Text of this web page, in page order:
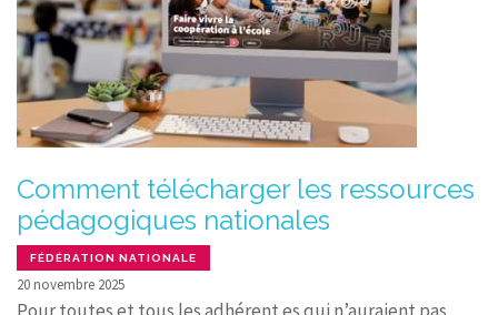
Comment télécharger les ressources
pédagogiques nationales
FÉDÉRATION NATIONALE
20 novembre 2025